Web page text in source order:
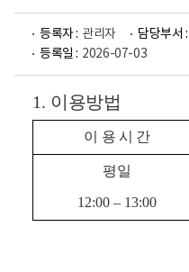
등록자 : 관리자 담당부서 :
등록일 : 2026-07-03
1. 이용방법
이 용 시 간
평일
12:00 – 13:00